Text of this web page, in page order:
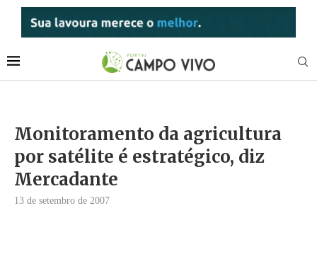
Monitoramento da agricultura
por satélite é estratégico, diz
Mercadante
13 de setembro de 2007